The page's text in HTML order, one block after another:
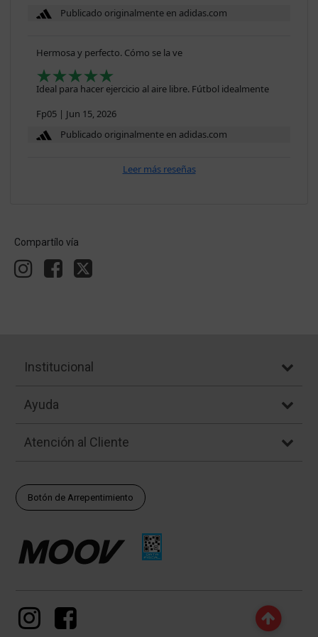
Publicado originalmente en adidas.com
Hermosa y perfecto. Cómo se la ve
Ideal para hacer ejercicio al aire libre. Fútbol idealmente
Fp05 | Jun 15, 2026
Publicado originalmente en adidas.com
Leer más reseñas
Compartílo vía
Institucional
Ayuda
Atención al Cliente
Botón de Arrepentimiento